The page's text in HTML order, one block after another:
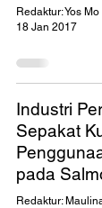
Redaktur: Yos Mo
18 Jan 2017
Industri
Sepakat
pada
Redaktur: